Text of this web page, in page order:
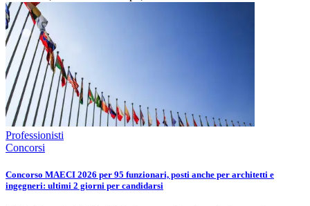
Professionisti
Concorsi
Concorso MAECI 2026 per 95 funzionari, posti anche per architetti e
ingegneri: ultimi 2 giorni per candidarsi